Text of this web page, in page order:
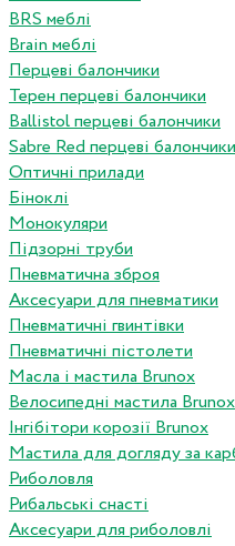
BRS меблі
Brain меблі
Перцеві балончики
Терен перцеві балончики
Ballistol перцеві балончики
Sabre Red перцеві балончики
Оптичні прилади
Біноклі
Монокуляри
Підзорні труби
Пневматична зброя
Аксесуари для пневматики
Пневматичні гвинтівки
Пневматичні пістолети
Масла і мастила Brunox
Велосипедні мастила Brunox
Інгібітори корозії Brunox
Мастила для догляду за
Риболовля
Рибальські снасті
Аксесуари для риболовлі